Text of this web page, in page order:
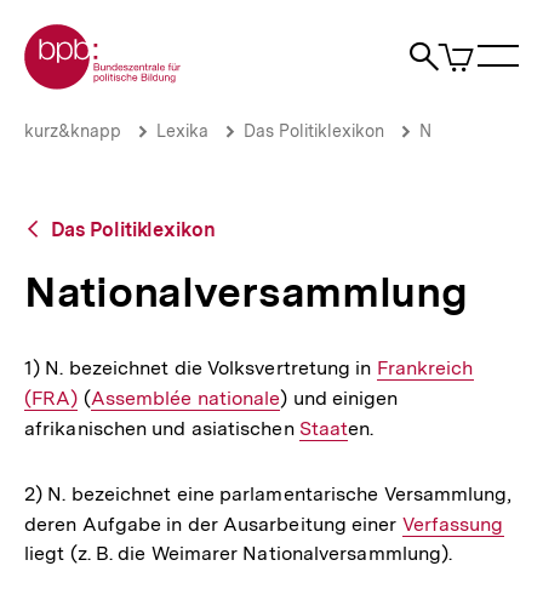
zum
Seiteninhalt
springen
Zur Startseite der bpb
Suche
Artikel
im
Nationalversammlung
Brotkrümelnavigation
Pfadnavigation
kurz&knapp Lexika Das Politiklexikon N
Zurück
Übersicht
Das Politiklexikon
Nationalversammlung
1) N. bezeichnet die Volksvertretung in Interner
Link:
Frankreich
(FRA) (Interner
Link:
Assemblée nationale) und einigen
afrikanischen und asiatischen Interner
Staaten.
2) N. bezeichnet eine parlamentarische Versammlung,
deren Aufgabe in der Ausarbeitung einer Interner
Link:
Verfassung
liegt (z. B. die Weimarer Nationalversammlung).